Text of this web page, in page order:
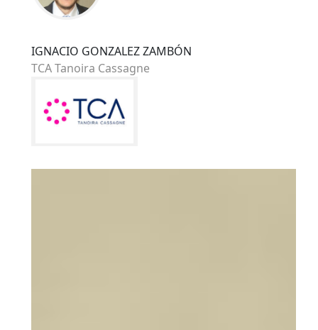
IGNACIO GONZALEZ ZAMBÓN
TCA Tanoira Cassagne